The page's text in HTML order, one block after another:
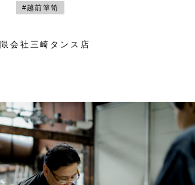
#越前箪笥
会社三崎タンス店